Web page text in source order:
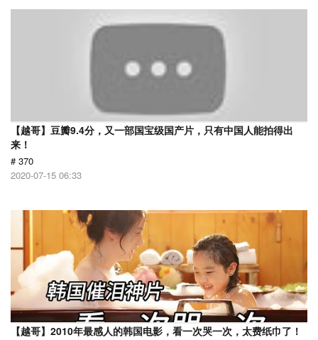
【越哥】豆瓣9.4分，又一部国宝级国产片，只有中国人能拍得出
来！
# 370
2020-07-15 06:33
【越哥】2010年最感人的韩国电影，看一次哭一次，太费纸巾了！